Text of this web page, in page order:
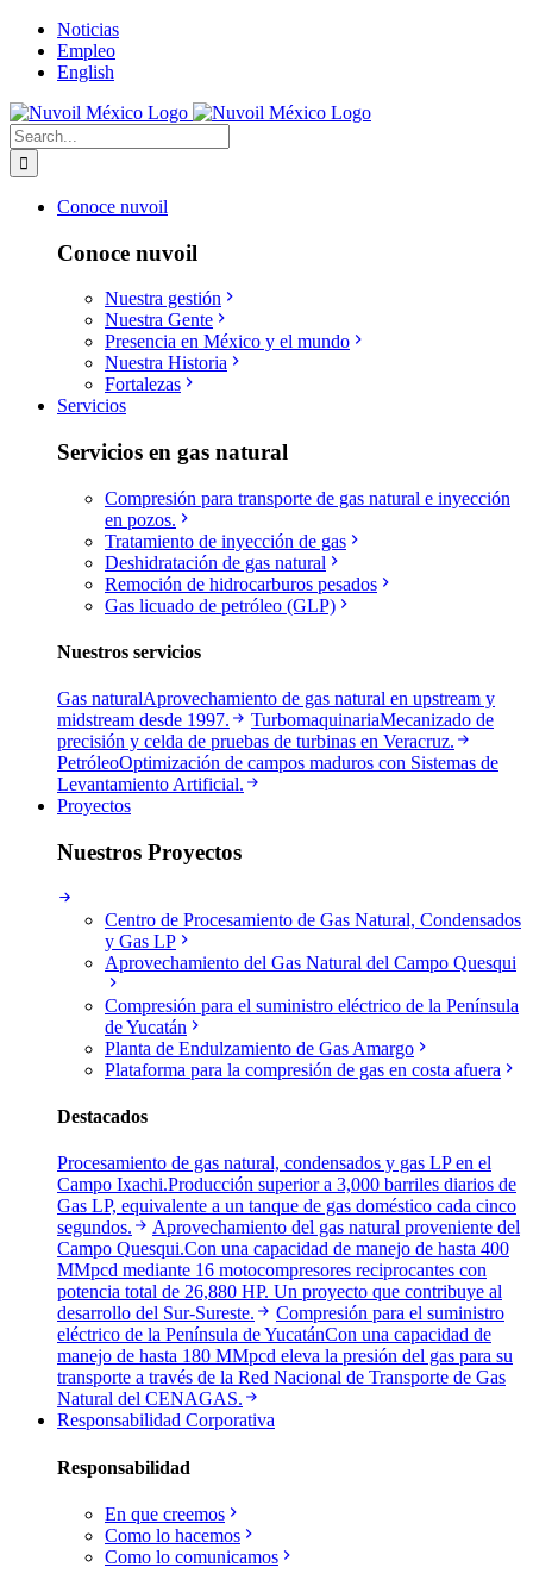
Skip
content
Noticias
Empleo
English
Search
for:
Conoce nuvoil
Conoce nuvoil
Nuestra gestión
Nuestra Gente
Presencia en México y el mundo
Nuestra Historia
Fortalezas
Servicios
Servicios en gas natural
Compresión para transporte de gas natural e inyección
en pozos.
Tratamiento de inyección de gas
Deshidratación de gas natural
Remoción de hidrocarburos pesados
Gas licuado de petróleo (GLP)
Nuestros servicios
Gas naturalAprovechamiento de gas natural en upstream y
midstream desde 1997.
TurbomaquinariaMecanizado de
precisión y celda de pruebas de turbinas en Veracruz.
PetróleoOptimización de campos maduros con Sistemas de
Levantamiento Artificial.
Proyectos
Nuestros Proyectos
Centro de Procesamiento de Gas Natural, Condensados
y Gas LP
Aprovechamiento del Gas Natural del Campo Quesqui
Compresión para el suministro eléctrico de la Península
de Yucatán
Planta de Endulzamiento de Gas Amargo
Plataforma para la compresión de gas en costa afuera
Destacados
Procesamiento de gas natural, condensados y gas LP en el
Campo Ixachi.Producción superior a 3,000 barriles diarios de
Gas LP, equivalente a un tanque de gas doméstico cada cinco
segundos.
Aprovechamiento del gas natural proveniente del
Campo Quesqui.Con una capacidad de manejo de hasta 400
MMpcd mediante 16 motocompresores reciprocantes con
potencia total de 26,880 HP. Un proyecto que contribuye al
desarrollo del Sur-Sureste.
Compresión para el suministro
eléctrico de la Península de YucatánCon una capacidad de
manejo de hasta 180 MMpcd eleva la presión del gas para su
transporte a través de la Red Nacional de Transporte de Gas
Natural del CENAGAS.
Responsabilidad Corporativa
Responsabilidad
En que creemos
Como lo hacemos
Como lo comunicamos